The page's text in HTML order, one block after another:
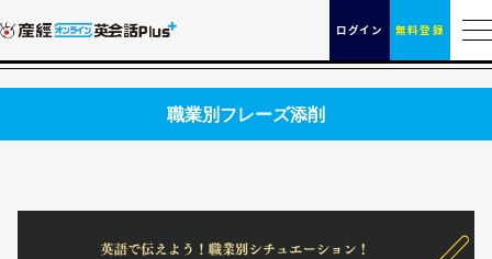
ログイン 無料登録
職業別フレーズ添削